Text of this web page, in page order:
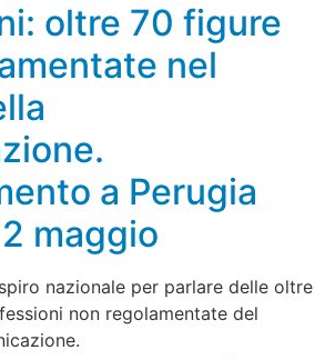
oltre 70 figure
nel
a Perugia
maggio
nazionale per parlare delle oltre
non regolamentate del